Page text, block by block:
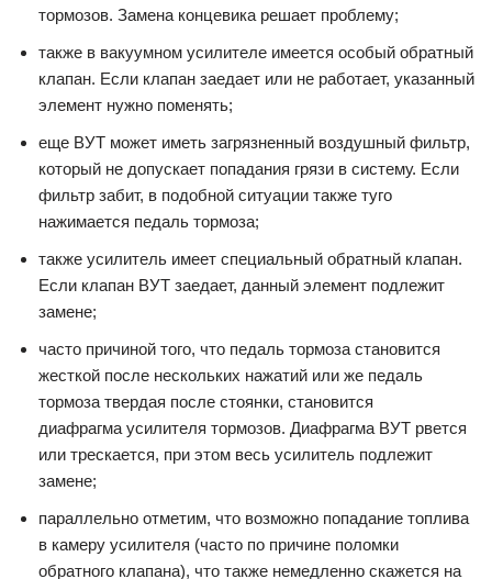
тормозов. Замена концевика решает проблему;
также в вакуумном усилителе имеется особый обратный
клапан. Если клапан заедает или не работает, указанный
элемент нужно поменять;
еще ВУТ может иметь загрязненный воздушный фильтр,
который не допускает попадания грязи в систему. Если
фильтр забит, в подобной ситуации также туго
нажимается педаль тормоза;
также усилитель имеет специальный обратный клапан.
Если клапан ВУТ заедает, данный элемент подлежит
замене;
часто причиной того, что педаль тормоза становится
жесткой после нескольких нажатий или же педаль
тормоза твердая после стоянки, становится
диафрагма усилителя тормозов. Диафрагма ВУТ рвется
или трескается, при этом весь усилитель подлежит
замене;
параллельно отметим, что возможно попадание топлива
в камеру усилителя (часто по причине поломки
обратного клапана), что также немедленно скажется на